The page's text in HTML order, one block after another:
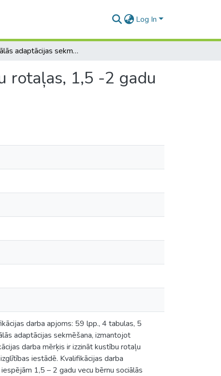
Log In
Sociālās adaptācijas sekmēšana, izmantojot kustību rotaļas, 1,5 -2 gadu vecuma bērniem pirmsskolas izglītības iestādē
rotaļas, 1,5 -2 gadu
darba apjoms: 59 lpp., 4 tabulas, 5
adaptācijas sekmēšana, izmantojot
darba mērķis ir izzināt kustību rotaļu
iestādē. Kvalifikācijas darba
1,5 – 2 gadu vecu bērnu sociālās